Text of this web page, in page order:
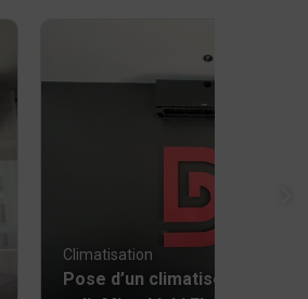
Climatisation
Pose d’un climatiseur mono-